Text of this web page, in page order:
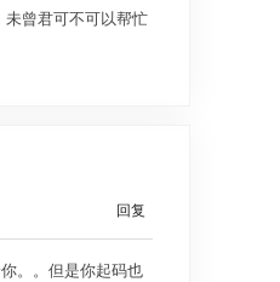
曾君可不可以帮忙
回复
。。但是你起码也